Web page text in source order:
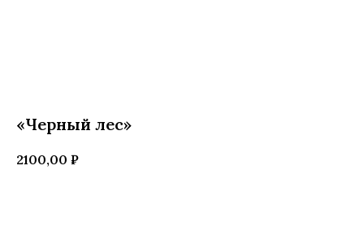
«Черный лес»
2100,00 ₽